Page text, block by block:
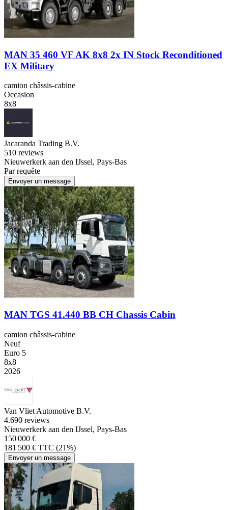
MAN 35 460 VF AK 8x8 2x IN Stock Reconditioned
EX Military
camion châssis-cabine
Occasion
8x8
Jacaranda Trading B.V.
510 reviews
Nieuwerkerk aan den IJssel, Pays-Bas
Par requête
Envoyer un message
MAN TGS 41.440 BB CH Chassis Cabin
camion châssis-cabine
Neuf
Euro 5
8x8
2026
Van Vliet Automotive B.V.
4.690 reviews
Nieuwerkerk aan den IJssel, Pays-Bas
150 000 €
181 500 € TTC (21%)
Envoyer un message